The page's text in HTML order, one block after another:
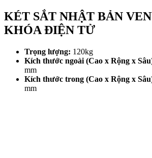
KÉT SẮT NHẬT BẢN
KHÓA ĐIỆN TỬ
Trọng lượng: 120kg
Kích thước ngoài (Cao x Rộng x
mm
Kích thước trong (Cao x Rộng x
mm